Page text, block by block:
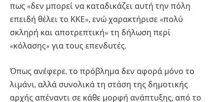
πως «δεν μπορεί να καταδικάζει αυτή την πόλη
επειδή θέλει το ΚΚΕ», ενώ χαρακτήρισε «πολύ
σκληρή και αποτρεπτική» τη δήλωση περί
«κόλασης» για τους επενδυτές.
Όπως ανέφερε, το πρόβλημα δεν αφορά μόνο το
λιμάνι, αλλά συνολικά τη στάση της δημοτικής
αρχής απέναντι σε κάθε μορφή ανάπτυξης, από το